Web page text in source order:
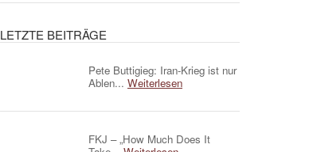
LETZTE BEITRÄGE
Pete Buttigieg: Iran-Krieg ist nur
Ablen... Weiterlesen
FKJ – „How Much Does It